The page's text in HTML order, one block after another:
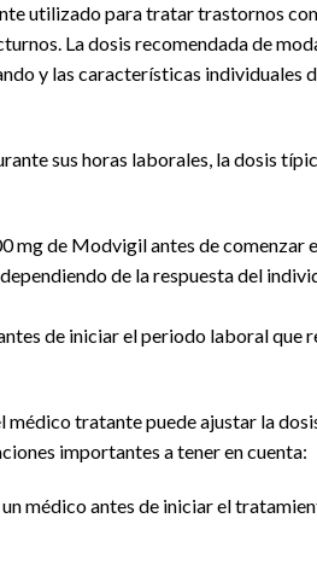
utilizado para tratar trastornos
La dosis recomendada de
y las características individuales
sus horas laborales, la dosis
mg de Modvigil antes de comenzar
de la respuesta del
de iniciar el periodo laboral que
tratante puede ajustar la
importantes a tener en cuenta:
médico antes de iniciar el